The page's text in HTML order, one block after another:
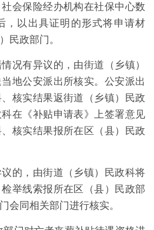
会保险经办机构在社保中心数
，以出具证明的形式将申请材
民政部门。
况有异议的，由街道（乡镇）
地公安派出所核实。公安派出
核实结果返街道（乡镇）民政
在《补贴申请表》上签署意见
核实结果报所在区（县）民政
议的，由街道（乡镇）民政科将
举线索报所在区（县）民政部
会同相关部门进行核实。